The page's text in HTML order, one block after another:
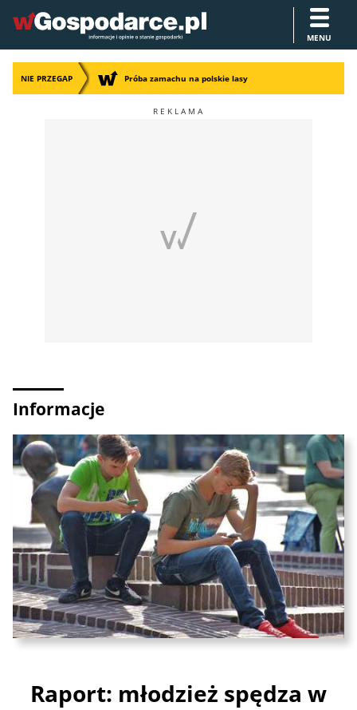
MENU
NIE PRZEGAP Próba zamachu na polskie lasy
Informacje
Raport: młodzież spędza w